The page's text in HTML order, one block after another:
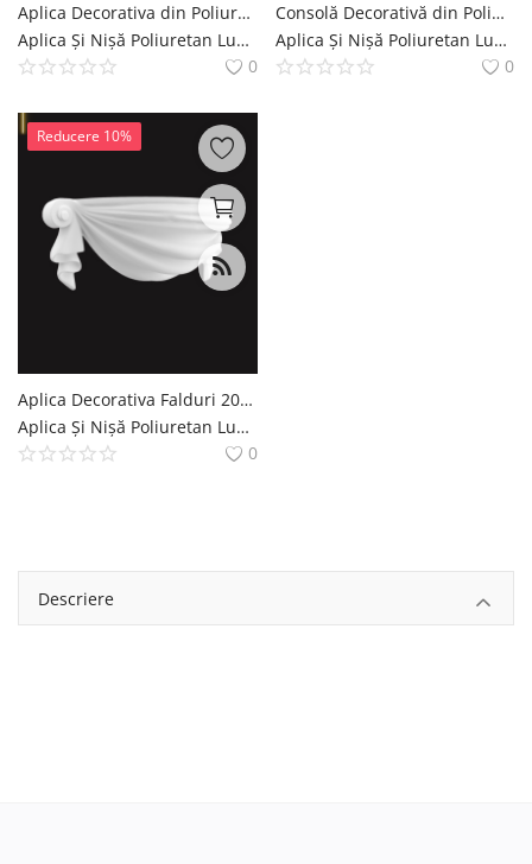
Aplica Decorativa din Poliuretan Clasica 9x36x25 cm
Aplica Și Nișă Poliuretan Lumina de Perete si Nisa Decoratiuni Casa polure
0
Consolă Decorativă din Poliuretan cu Relief Floral 26x52 cm
Aplica Și Nișă Poliuretan Lumina de Perete si Nisa Decoratiuni Casa polure
0
Reducere 10%
Aplica Decorativa Falduri 20x50 cm din Poliuretan
Aplica Și Nișă Poliuretan Lumina de Perete si Nisa Decoratiuni Casa polure
0
Descriere